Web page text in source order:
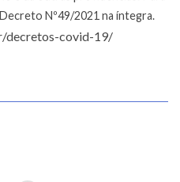
Nº49/2021 na íntegra.
decretos-covid-19/